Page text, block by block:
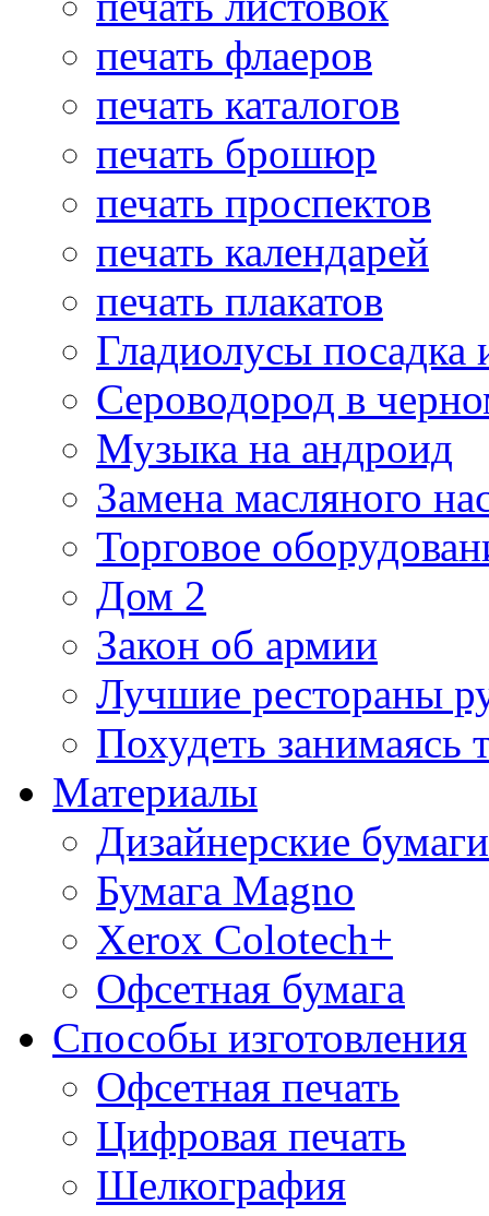
печать флаеров
печать каталогов
печать брошюр
печать проспектов
печать календарей
печать плакатов
Гладиолусы посадка
Сероводород в
Музыка на андроид
Замена масляного
Торговое
Дом 2
Закон об армии
Лучшие рестораны
Похудеть занимаясь
Материалы
Дизайнерские бумаги
Бумага Magno
Xerox Colotech+
Офсетная бумага
Способы изготовления
Офсетная печать
Цифровая печать
Шелкография